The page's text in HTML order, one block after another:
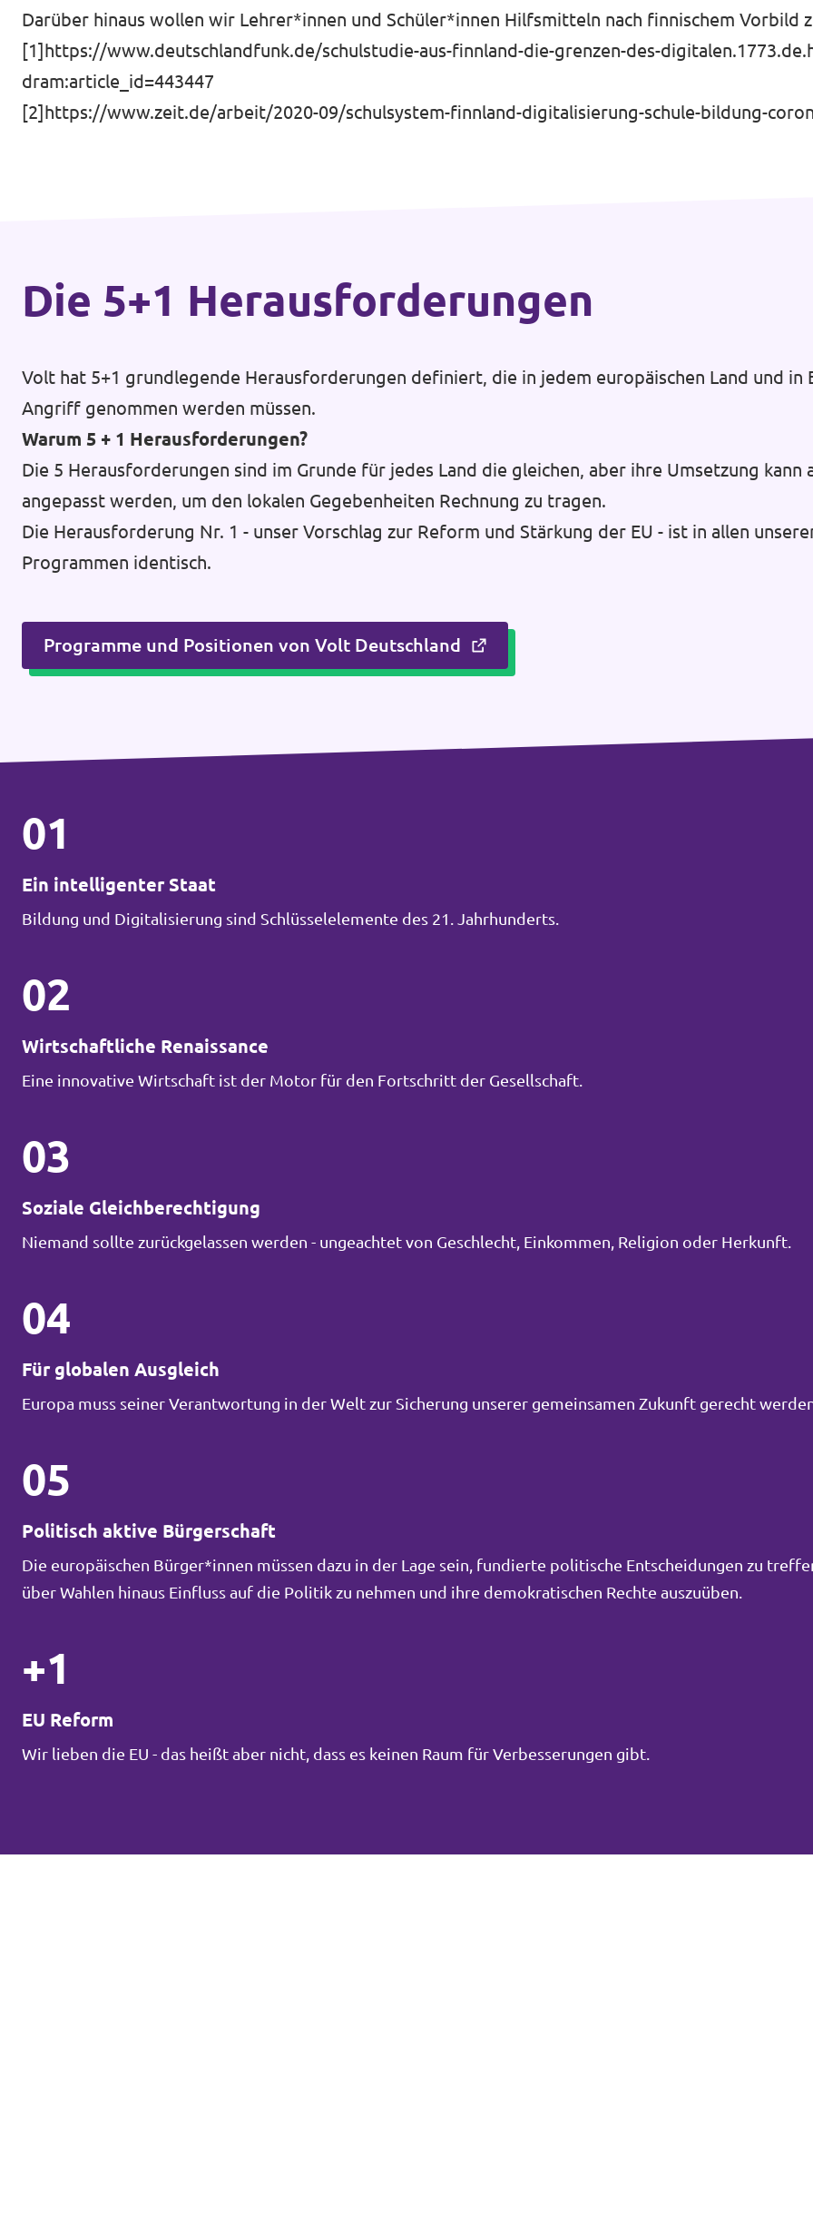
Impressum
Darüber hinaus wollen wir Lehrer*innen und Schüler*innen Hilfsmitteln nach finnischem Vorbild
[1] https://www.deutschlandfunk.de/schulstudie-aus-finnland-die-grenzen-des-
dram:article_id=443447
[2] https://www.zeit.de/arbeit/2020-09/schulsystem-finnland-digitalisierung-schule-bildung-
Die 5+1 Heraus­forderungen
Volt hat 5+1 grundlegende Herausforderungen definiert, die in jedem europäischen Land und in
Angriff genommen werden müssen.
Warum 5 + 1 Herausforderungen?
Die 5 Herausforderungen sind im Grunde für jedes Land die gleichen, aber ihre Umsetzung kann
angepasst werden, um den lokalen Gegebenheiten Rechnung zu tragen.
Die Herausforderung Nr. 1 - unser Vorschlag zur Reform und Stärkung der EU - ist in allen
Programmen identisch.
Programme und Positionen von Volt Deutschland
01
Ein intelligenter Staat
Bildung und Digitalisierung sind Schlüsselelemente des 21. Jahrhunderts.
02
Wirtschaftliche Renaissance
Eine innovative Wirtschaft ist der Motor für den Fortschritt der Gesellschaft.
03
Soziale Gleichberechtigung
Niemand sollte zurückgelassen werden - ungeachtet von Geschlecht, Einkommen, Religion oder Herkunft.
04
Für globalen Ausgleich
Europa muss seiner Verantwortung in der Welt zur Sicherung unserer gemeinsamen Zukunft gerecht
05
Politisch aktive Bürgerschaft
Die europäischen Bürger*innen müssen dazu in der Lage sein, fundierte politische Entscheidungen zu
über Wahlen hinaus Einfluss auf die Politik zu nehmen und ihre demokratischen Rechte auszuüben.
+1
EU Reform
Wir lieben die EU - das heißt aber nicht, dass es keinen Raum für Verbesserungen gibt.